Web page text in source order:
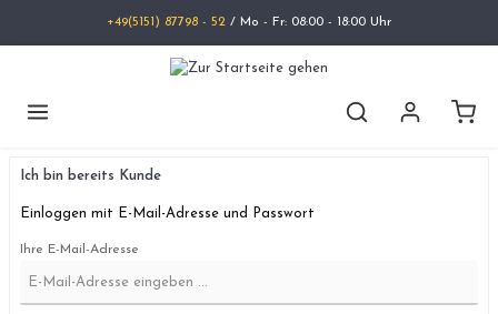
+49(5151) 87798 - 52 / Mo - Fr: 08:00 - 18:00 Uhr
Ich bin bereits Kunde
Einloggen mit E-Mail-Adresse und Passwort
Ihre E-Mail-Adresse